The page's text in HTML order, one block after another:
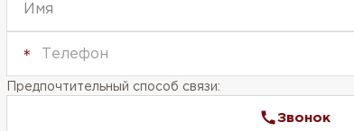
Предпочтительный способ связи:
Звонок